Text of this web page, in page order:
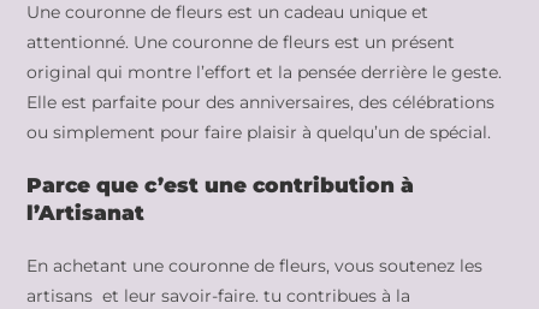
Une couronne de fleurs est un cadeau unique et
attentionné. Une couronne de fleurs est un présent
original qui montre l’effort et la pensée derrière le geste.
Elle est parfaite pour des anniversaires, des célébrations
ou simplement pour faire plaisir à quelqu’un de spécial.
Parce que c’est une contribution à
l’Artisanat
En achetant une couronne de fleurs, vous soutenez les
artisans et leur savoir-faire. tu contribues à la